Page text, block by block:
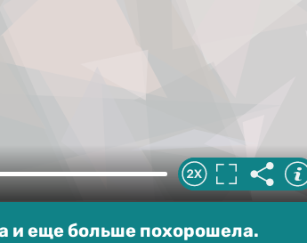
и еще больше похорошела.